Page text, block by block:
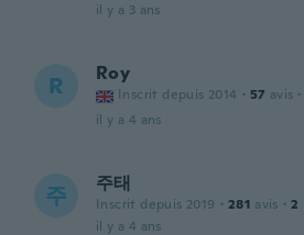
il y a 3 ans
R Roy
Inscrit depuis 2014 · 57 avis ·
il y a 4 ans
주 주태
Inscrit depuis 2019 · 281 avis · 2
il y a 4 ans